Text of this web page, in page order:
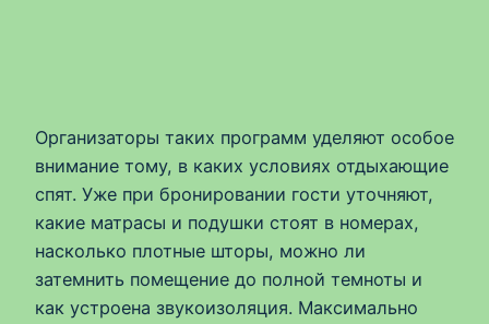
Организаторы таких программ уделяют особое
внимание тому, в каких условиях отдыхающие
спят. Уже при бронировании гости уточняют,
какие матрасы и подушки стоят в номерах,
насколько плотные шторы, можно ли
затемнить помещение до полной темноты и
как устроена звукоизоляция. Максимально